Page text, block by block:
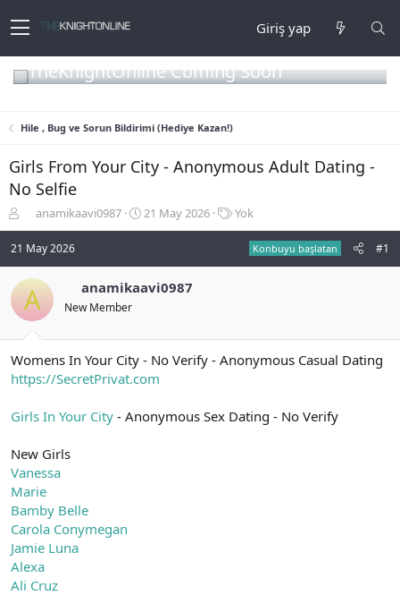
Giriş yap
TheKnightOnline Coming Soon
Hile , Bug ve Sorun Bildirimi (Hediye Kazan!)
Girls From Your City - Anonymous Adult Dating -
No Selfie
o
n
u
u
b
a
ş
l
a
anamikaavi0987
B
a
n
ç
t
a
h
21 May 2026
E
t
r
Yok
21 May 2026 Konbuyu başlatan #1
A anamikaavi0987
New Member
Womens In Your City - No Verify - Anonymous Casual Dating
https://SecretPrivat.com
Girls In Your City - Anonymous Sex Dating - No Verify
New Girls
Vanessa
Marie
Bamby Belle
Carola Conymegan
Jamie Luna
Alexa
Ali Cruz